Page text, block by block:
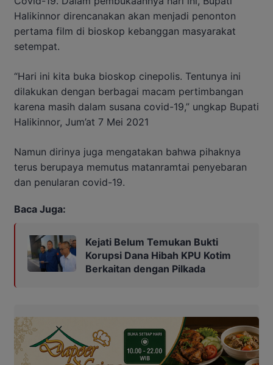
Halikinnor direncanakan akan menjadi penonton
pertama film di bioskop kebanggan masyarakat
setempat.
“Hari ini kita buka bioskop cinepolis. Tentunya ini
dilakukan dengan berbagai macam pertimbangan
karena masih dalam susana covid-19,” ungkap Bupati
Halikinnor, Jum’at 7 Mei 2021
Namun dirinya juga mengatakan bahwa pihaknya
terus berupaya memutus matanramtai penyebaran
dan penularan covid-19.
Baca Juga:
Kejati Belum Temukan Bukti
Korupsi Dana Hibah KPU Kotim
Berkaitan dengan Pilkada